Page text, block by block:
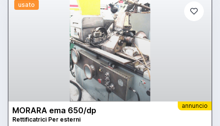
usato
annuncio
MORARA ema 650/dp
Rettificatrici Per esterni